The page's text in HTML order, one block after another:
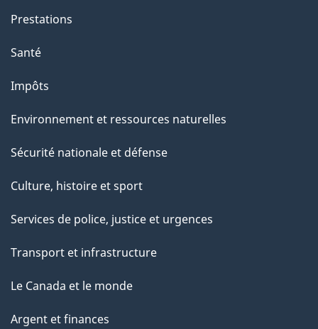
Prestations
Santé
Impôts
Environnement et ressources naturelles
Sécurité nationale et défense
Culture, histoire et sport
Services de police, justice et urgences
Transport et infrastructure
Le Canada et le monde
Argent et finances